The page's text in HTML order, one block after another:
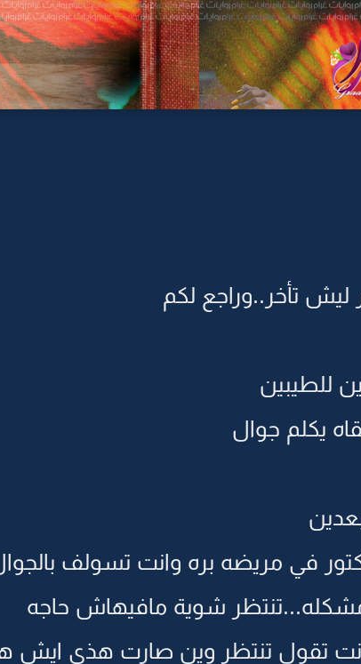
ليش تأخر..وراجع لكم
للطيبين
يكلم جوال
في مريضه بره وانت تسولف
شوية مافيهاش حاجه
تقول تنتظر وين صارت هذي ايش